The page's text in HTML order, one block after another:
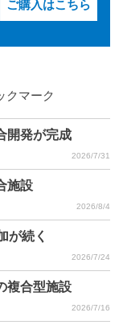
ご購入はこちら
クマーク
開発が完成
2026/7/31
施設
2026/8/4
が続く
2026/7/24
複合型施設
2026/7/16